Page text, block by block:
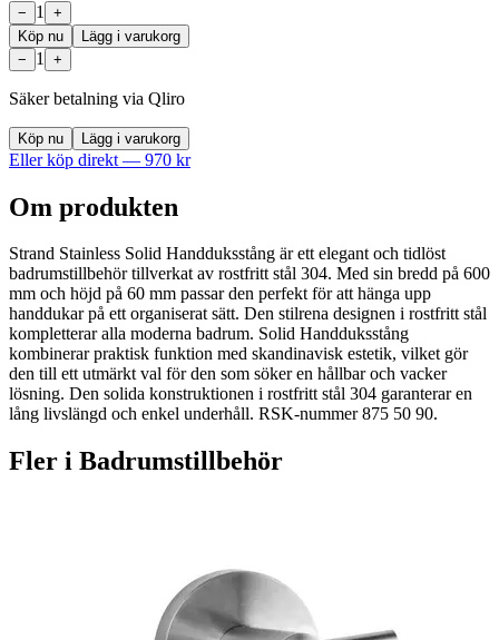
− 1
+
Köp nu
Lägg i varukorg
−
1 +
Säker betalning via Qliro
Köp nu Lägg i varukorg
Eller köp direkt — 970 kr
Om produkten
Strand Stainless Solid Handduksstång är ett elegant och tidlöst
badrumstillbehör tillverkat av rostfritt stål 304. Med sin bredd på 600
mm och höjd på 60 mm passar den perfekt för att hänga upp
handdukar på ett organiserat sätt. Den stilrena designen i rostfritt stål
kompletterar alla moderna badrum. Solid Handduksstång
kombinerar praktisk funktion med skandinavisk estetik, vilket gör
den till ett utmärkt val för den som söker en hållbar och vacker
lösning. Den solida konstruktionen i rostfritt stål 304 garanterar en
lång livslängd och enkel underhåll. RSK-nummer 875 50 90.
Fler i Badrumstillbehör